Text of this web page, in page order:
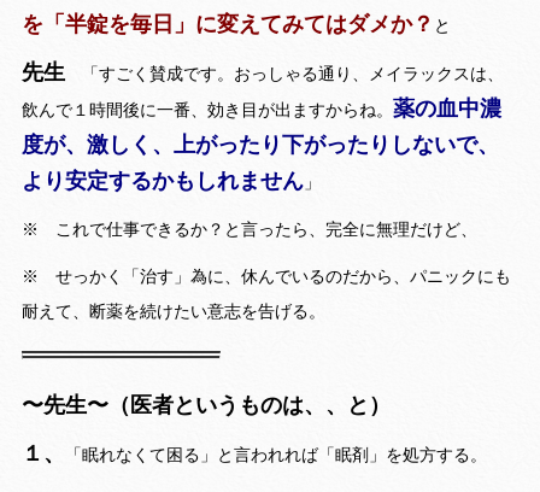
を「半錠を毎日」に変えてみてはダメか？ と
先生 「すごく賛成です。おっしゃる通り、メイラックスは、
飲んで１時間後に一番、効き目が出ますからね。 薬の血中濃
度が、激しく、上がったり下がったりしないで、
より安定するかもしれません 」
※ これで仕事できるか？と言ったら、完全に無理だけど、
※ せっかく「治す」為に、休んでいるのだから、パニックにも
耐えて、断薬を続けたい意志を告げる。
〜先生〜（医者というものは、、と）
１、
「眠れなくて困る」と言われれば「眠剤」を処方する。